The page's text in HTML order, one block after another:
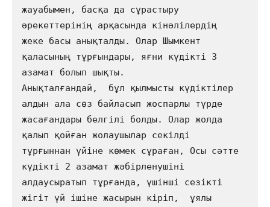
жауабымен, басқа да сұрастыру
әрекеттерінің арқасында кінәлілердің
жеке басы анықталды. Олар Шымкент
қаласының тұрғындары, яғни күдікті 3
азамат болып шықты.
Анықталғандай,  бұл қылмысты күдіктілер
алдын ала сөз байласып жоспарлы түрде
жасағандары белгілі болды. Олар жолда
қалып қойған жолаушылар секілді
тұрғыннан үйіне көмек сұраған, Осы сәтте
күдікті 2 азамат жәбірленушіні
алдаусыратып тұрғанда, үшінші сезікті
жігіт үй ішіне жасырын кіріп,  ұялы